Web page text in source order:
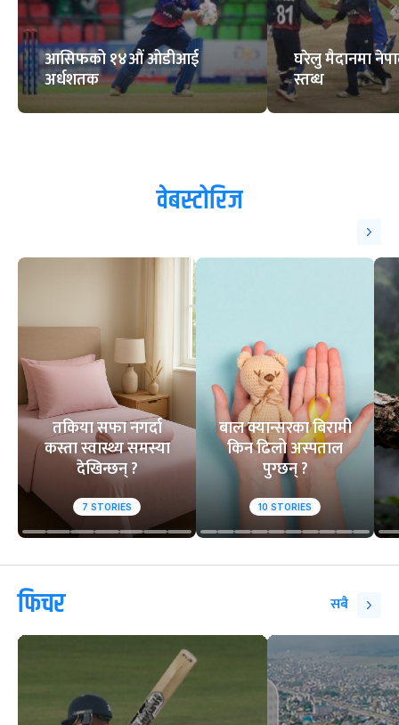
आसिफको १४औं ओडीआई
अर्धशतक
घरेलु मैदानमा
स्तब्ध
वेबस्टोरिज
तकिया सफा नगर्दा
कस्ता स्वास्थ्य समस्या
देखिन्छन् ?
7 STORIES
बाल क्यान्सरका बिरामी
किन ढिलो अस्पताल
पुग्छन् ?
10 STORIES
फिचर सबै